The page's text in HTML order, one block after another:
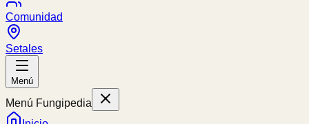
Comunidad
Setales
Menú
Menú Fungipedia